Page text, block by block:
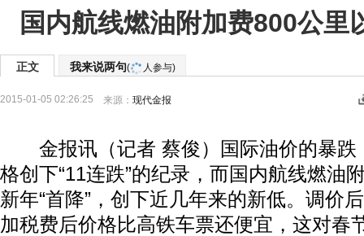
国内航线燃油附加费800公里
正文 我来说两句( 人参与)
2015-01-05 02:26:25 来源： 现代金报
金报讯（记者 蔡俊）国际油价的暴跌
格创下“11连跌”的纪录，而国内航线燃油
新年“首降”，创下近几年来的新低。调价
加税费后价格比高铁车票还便宜，这对春